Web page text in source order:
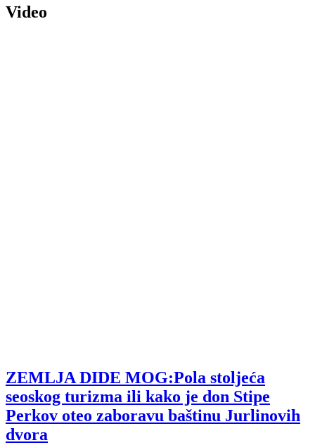
Video
ZEMLJA DIDE MOG:Pola stoljeća
seoskog turizma ili kako je don Stipe
Perkov oteo zaboravu baštinu Jurlinovih
dvora